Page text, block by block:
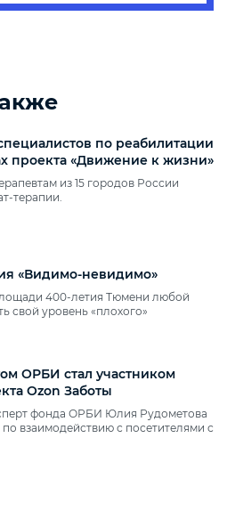
по реабилитации
проекта «Движение к жизни»
из 15 городов России
«Видимо‑невидимо»
400‑летия Тюмени любой
свой уровень «плохого»
ОРБИ стал участником
Ozon Заботы
фонда ОРБИ Юлия Рудометова
взаимодействию с посетителями с